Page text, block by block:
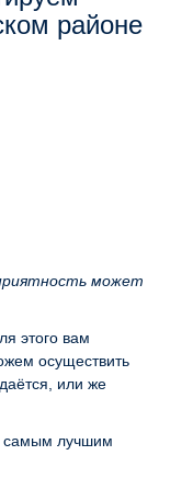
районе
может
этого вам
осуществить
или же
самым лучшим